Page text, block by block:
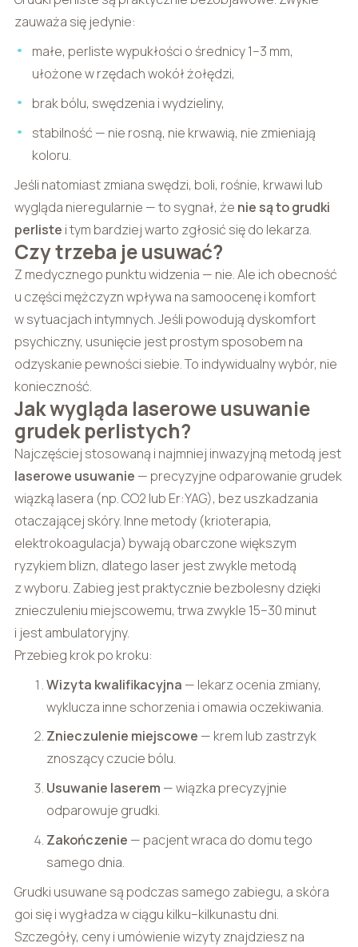
zauważa się jedynie:
małe, perliste wypukłości o średnicy 1–3 mm,
ułożone w rzędach wokół żołędzi,
brak bólu, swędzenia i wydzieliny,
stabilność — nie rosną, nie krwawią, nie zmieniają
koloru.
Jeśli natomiast zmiana swędzi, boli, rośnie, krwawi lub
wygląda nieregularnie — to sygnał, że nie są to grudki
perliste i tym bardziej warto zgłosić się do lekarza.
Czy trzeba je usuwać?
Z medycznego punktu widzenia — nie. Ale ich obecność
u części mężczyzn wpływa na samoocenę i komfort
w sytuacjach intymnych. Jeśli powodują dyskomfort
psychiczny, usunięcie jest prostym sposobem na
odzyskanie pewności siebie. To indywidualny wybór, nie
konieczność.
Jak wygląda laserowe usuwanie
grudek perlistych?
Najczęściej stosowaną i najmniej inwazyjną metodą jest
laserowe usuwanie — precyzyjne odparowanie grudek
wiązką lasera (np. CO2 lub Er:YAG), bez uszkadzania
otaczającej skóry. Inne metody (krioterapia,
elektrokoagulacja) bywają obarczone większym
ryzykiem blizn, dlatego laser jest zwykle metodą
z wyboru. Zabieg jest praktycznie bezbolesny dzięki
znieczuleniu miejscowemu, trwa zwykle 15–30 minut
i jest ambulatoryjny.
Przebieg krok po kroku:
Wizyta kwalifikacyjna — lekarz ocenia zmiany,
wyklucza inne schorzenia i omawia oczekiwania.
Znieczulenie miejscowe — krem lub zastrzyk
znoszący czucie bólu.
Usuwanie laserem — wiązka precyzyjnie
odparowuje grudki.
Zakończenie — pacjent wraca do domu tego
samego dnia.
Grudki usuwane są podczas samego zabiegu, a skóra
goi się i wygładza w ciągu kilku–kilkunastu dni.
Szczegóły, ceny i umówienie wizyty znajdziesz na